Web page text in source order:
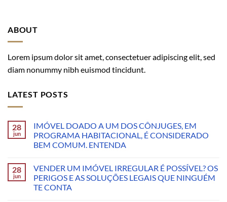
ABOUT
Lorem ipsum dolor sit amet, consectetuer adipiscing elit, sed
diam nonummy nibh euismod tincidunt.
LATEST POSTS
28
jun
IMÓVEL DOADO A UM DOS CÔNJUGES, EM
PROGRAMA HABITACIONAL, É CONSIDERADO
BEM COMUM. ENTENDA
28
jun
VENDER UM IMÓVEL IRREGULAR É POSSÍVEL? OS
PERIGOS E AS SOLUÇÕES LEGAIS QUE NINGUÉM
TE CONTA